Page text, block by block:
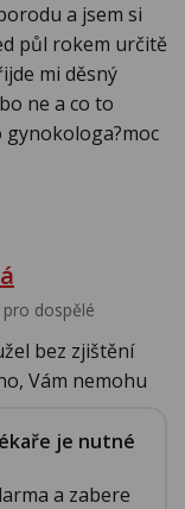
a jsem si
půl rokem určitě
mi děsný
ne a co to
gynokologa?moc
dospělé
bez zjištění
Vám nemohu
je nutné
a zabere